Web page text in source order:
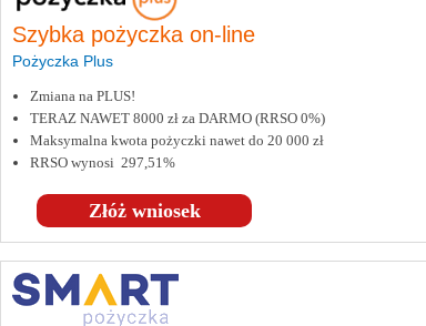
Szybka pożyczka on-line
Pożyczka Plus
Złóż wniosek
Zmiana na PLUS!
TERAZ NAWET 8000 zł za DARMO (RRSO 0%)
Maksymalna kwota pożyczki nawet do 20 000 zł
RRSO wynosi 297,51%